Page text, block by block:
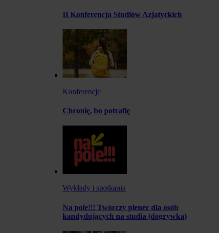
II Konferencja Studiów Azjatyckich
Konferencje
Chronię, bo potrafię
Wykłady i spotkania
Na pole!!! Twórczy plener dla osób
kandydujących na studia (dogrywka)